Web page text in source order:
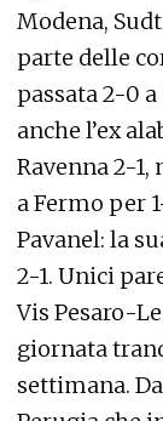
Modena,
parte delle
passata 2-0
anche l’ex
Ravenna 2-
a Fermo per
Pavanel: la
2-1. Unici
Vis Pesaro-
giornata
settimana.